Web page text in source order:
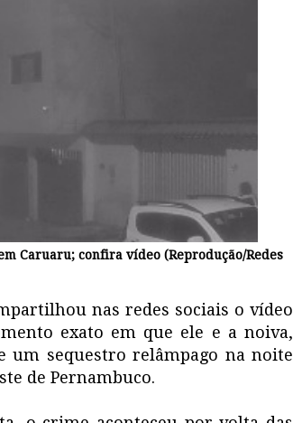
Caruaru; confira vídeo (Reprodução/Redes
nas redes sociais o vídeo
exato em que ele e a noiva,
um sequestro relâmpago na noite
de Pernambuco.